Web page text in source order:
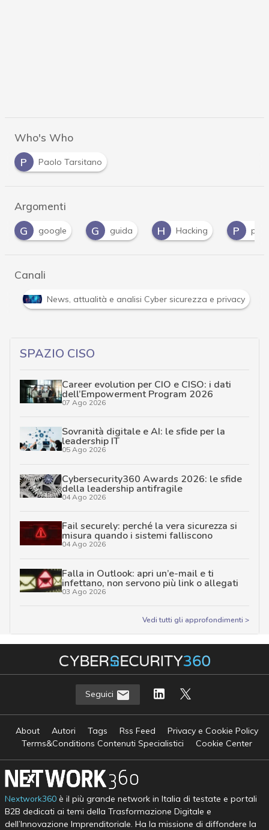
Who's Who
P
Paolo Tarsitano
Argomenti
G
guida H Hacking P patch V
Canali
Attacchi hacker e Malware: le ultime news in tempo
SPAZIO CISO
Career evolution per CIO e CISO: i dati
dell’Empowerment Program 2026
07 Ago 2026
Sovranità digitale e AI: le sfide per la
leadership IT
05 Ago 2026
Cybersecurity360 Awards 2026: le sfide
della leadership antifragile
04 Ago 2026
Fail securely: perché la vera sicurezza si
misura quando i sistemi falliscono
04 Ago 2026
Falla in Outlook: apri un’e-mail e ti
infettano, non servono più link o allegati
03 Ago 2026
Vedi tutti gli approfondimenti >
Seguici
About Autori Tags Rss Feed
Privacy e Cookie Policy
Terms&Conditions Contenuti Specialistici
Cookie Center
Nextwork360è il più grande network in Italia di testate e portali
B2B dedicati ai temi della Trasformazione Digitale e
dell’Innovazione Imprenditoriale. Ha la missione di diffondere la